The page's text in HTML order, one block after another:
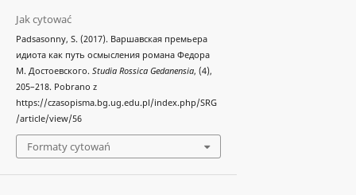
Jak cytować
Padsasonny, S. (2017). Варшавская премьера
идиота как путь осмысления романа Федора
М. Достоевского. Studia Rossica Gedanensia, (4),
205–218. Pobrano z
https://czasopisma.bg.ug.edu.pl/index.php/SRG
/article/view/56
Formaty cytowań